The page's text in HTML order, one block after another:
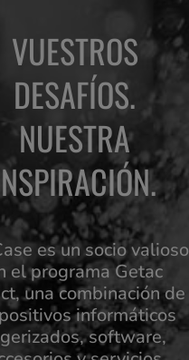
VUESTROS
DESAFÍOS.
NUESTRA
es un socio valioso
el programa Getac
una combinación de
informáticos
software,